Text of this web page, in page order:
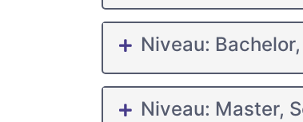
Niveau:
Niveau: Master,